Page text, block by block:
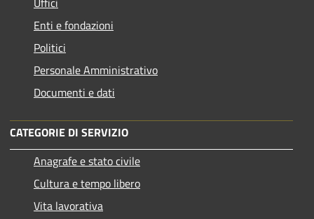
Enti e fondazioni
Politici
Personale Amministrativo
Documenti e dati
CATEGORIE DI SERVIZIO
Anagrafe e stato civile
Cultura e tempo libero
Vita lavorativa